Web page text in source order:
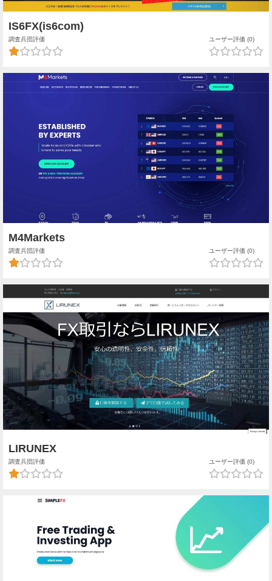
IS6FX(is6com)
調査兵団評価 ユーザー評価 (0)
M4Markets
調査兵団評価 ユーザー評価 (0)
LIRUNEX
調査兵団評価 ユーザー評価 (0)